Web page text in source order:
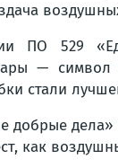
ПО 529
— символ
стали
добрые
как